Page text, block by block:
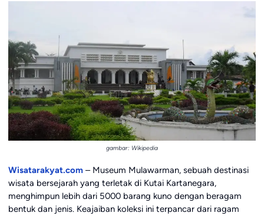
gambar: Wikipedia
Wisatarakyat.com– Museum Mulawarman, sebuah destinasi
wisata bersejarah yang terletak di Kutai Kartanegara,
menghimpun lebih dari 5000 barang kuno dengan beragam
bentuk dan jenis. Keajaiban koleksi ini terpancar dari ragam